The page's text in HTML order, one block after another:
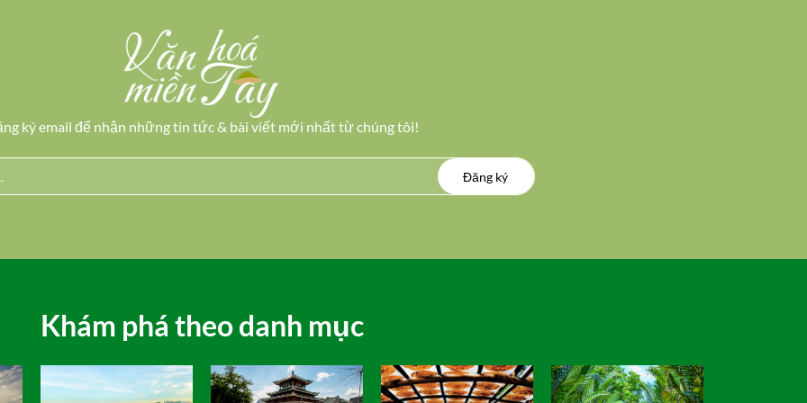
ký email để nhận những tin tức & bài viết mới nhất từ chúng tôi!
Đăng ký
Khám phá theo danh mục